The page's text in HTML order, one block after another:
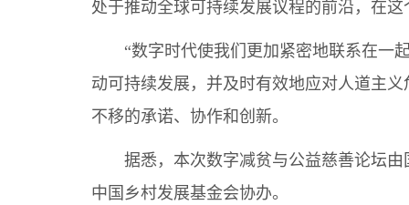
处于推动全球可持续发展议程的前沿，在
“数字时代使我们更加紧密地联系在一
动可持续发展，并及时有效地应对人道主
不移的承诺、协作和创新。
据悉，本次数字减贫与公益慈善论坛
中国乡村发展基金会协办。